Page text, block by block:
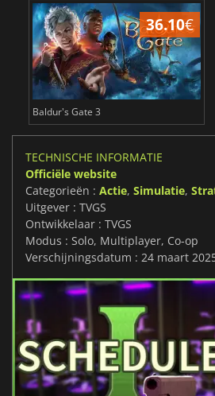
36.10€
Baldur's Gate 3
TECHNISCHE INFORMATIE
Officiële website
Categorieën : Actie, Simulatie,
Uitgever : TVGS
Ontwikkelaar : TVGS
Modus : Solo, Multiplayer, Co-op
Verschijningsdatum : 24 maart